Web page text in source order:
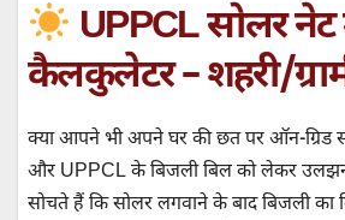
UPPCL सोलर नेट
कैलकुलेटर – शहरी/
क्या आपने भी अपने घर की छत पर ऑन-ग्रिड
और UPPCL के बिजली बिल को लेकर
सोचते हैं कि सोलर लगवाने के बाद बिजली का